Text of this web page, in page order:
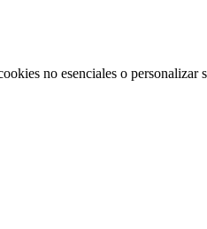
no esenciales o personalizar